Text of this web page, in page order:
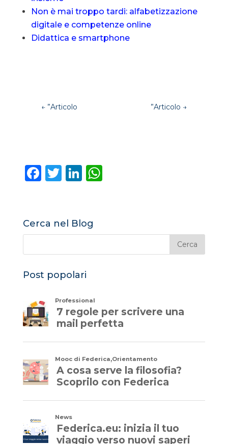
Non è mai troppo tardi: alfabetizzazione
digitale e competenze online
Didattica e smartphone
← ”Articolo ”Articolo →
F
e
b
o
o
T
te
r
Li
e
dI
n
W
A
p
Cerca nel Blog
Post popolari